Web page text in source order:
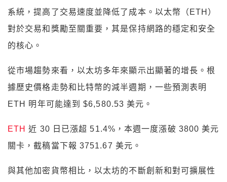
系統，提高了交易速度並降低了成本。以太幣（ETH）
對於交易和獎勵至關重要，其是保持網路的穩定和安全
的核心。
從市場趨勢來看，以太坊多年來顯示出顯著的增長。根
據歷史價格走勢和比特幣的減半週期，一些預測表明
ETH 明年可能達到 $6,580.53 美元。
ETH 近 30 日已漲超 51.4%，本週一度漲破 3800 美元
關卡，截稿當下報 3751.67 美元。
與其他加密貨幣相比，以太坊的不斷創新和對可擴展性